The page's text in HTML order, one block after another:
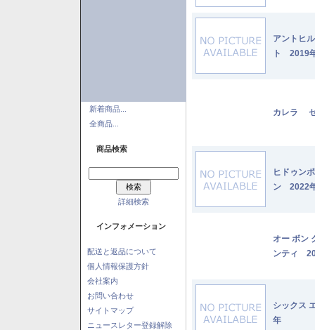
新着商品...
全商品...
商品検索
詳細検索
インフォメーション
配送と返品について
個人情報保護方針
会社案内
お問い合わせ
サイトマップ
ニュースレター登録解除
アントヒ
ト 2019
カレラ
ヒドゥン
ン 2022
オー ボン
ンティ
シックス
年